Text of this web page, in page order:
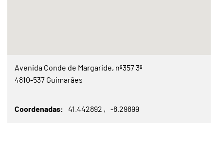
Avenida Conde de Margaride, nº357 3º
4810-537 Guimarães
Coordenadas 41.442892 -8.29899